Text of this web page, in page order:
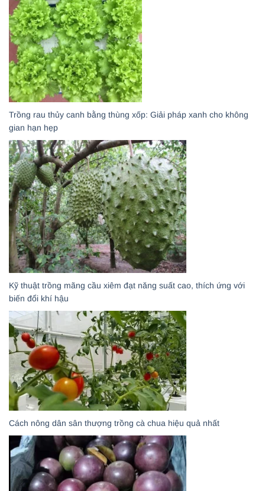
Trồng rau thủy canh bằng thùng xốp: Giải pháp xanh cho không
gian hạn hẹp
Kỹ thuật trồng mãng cầu xiêm đạt năng suất cao, thích ứng với
biến đổi khí hậu
Cách nông dân sân thượng trồng cà chua hiệu quả nhất